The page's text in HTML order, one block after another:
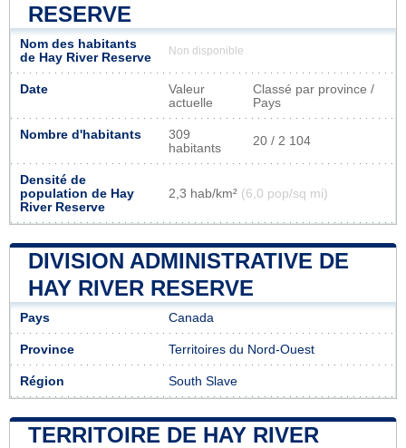
RESERVE
Nom des habitants
de Hay River Reserve
Non disponible
Date
Valeur
actuelle
Classé par province /
Pays
Nombre d'habitants
309
habitants
20 / 2 104
Densité de
population de Hay
River Reserve
2,3 hab/km² (6,0 pop/sq mi)
DIVISION ADMINISTRATIVE DE
HAY RIVER RESERVE
Pays Canada
Province Territoires du Nord-Ouest
Région South Slave
TERRITOIRE DE HAY RIVER